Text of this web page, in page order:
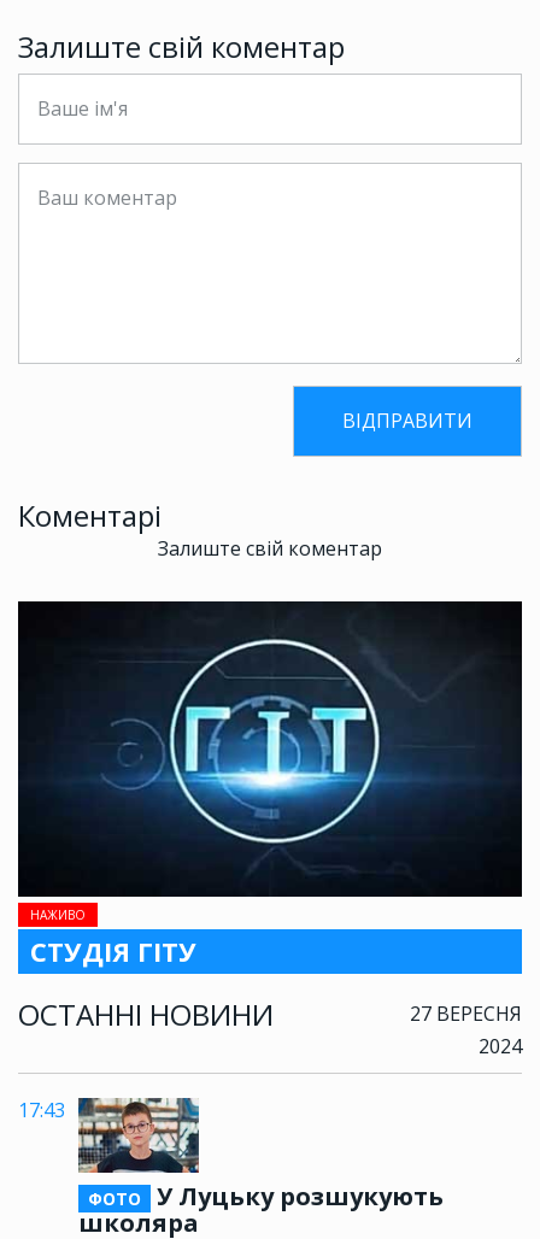
НАЖИВО
СТУДІЯ ГІТУ
ОСТАННІ НОВИНИ
27 ВЕРЕСНЯ
2024
17:43
ФОТО
У Луцьку розшукують
школяра
Залиште свій коментар
Коментарі
Залиште свій коментар